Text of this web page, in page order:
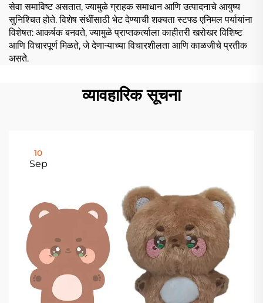
सेवा समाविष्ट असतात, ज्यामुळे ग्राहक समाधान आणि उत्पादनाचे आयुष्य
सुनिश्चित होते. विशेष संधींसाठी भेट देण्याची शक्यता स्टफ्ड एनिमल पर्यायांना
विशेषत: आकर्षक बनवते, ज्यामुळे प्राप्तकर्त्याला काहीतरी खरोखर विशिष्ट
आणि विचारपूर्ण मिळते, जे देणाऱ्याच्या विचारशीलता आणि काळजीचे प्रतीक
असते.
व्यावहारिक सूचना
10
Sep